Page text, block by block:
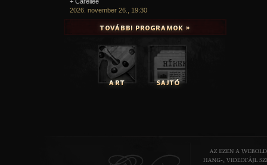
2026. november 26., 19:30